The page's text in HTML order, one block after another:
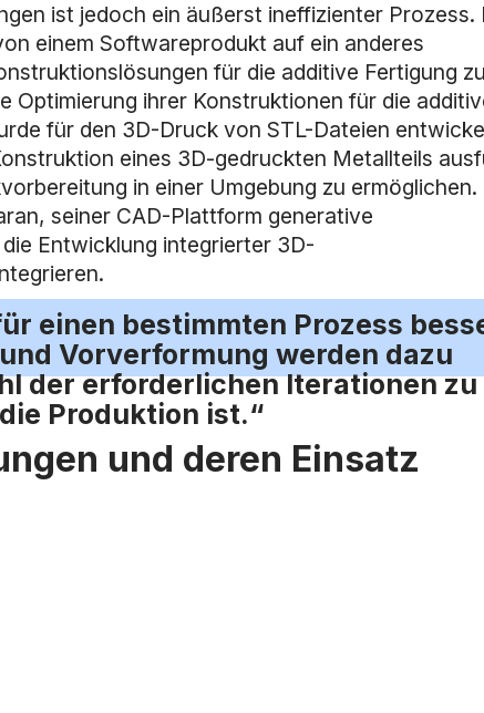
ist jedoch ein äußerst ineffizienter Prozess.
einem Softwareprodukt auf ein anderes
für die additive Fertigung
Optimierung ihrer Konstruktionen für die
für den 3D-Druck von STL-Dateien
eines 3D-gedruckten Metallteils
in einer Umgebung zu ermöglichen.
seiner CAD-Plattform generative
Entwicklung integrierter 3D-
einen bestimmten Prozess
Vorverformung werden dazu
der erforderlichen Iterationen zu
Produktion ist.“
und deren Einsatz